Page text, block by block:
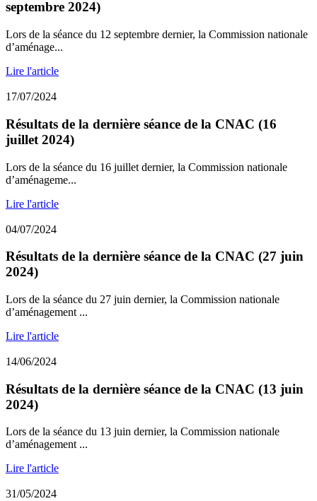
septembre 2024)
Lors de la séance du 12 septembre dernier, la Commission nationale
d’aménage...
Lire l'article
17/07/2024
Résultats de la dernière séance de la CNAC (16
juillet 2024)
Lors de la séance du 16 juillet dernier, la Commission nationale
d’aménageme...
Lire l'article
04/07/2024
Résultats de la dernière séance de la CNAC (27 juin
2024)
Lors de la séance du 27 juin dernier, la Commission nationale
d’aménagement ...
Lire l'article
14/06/2024
Résultats de la dernière séance de la CNAC (13 juin
2024)
Lors de la séance du 13 juin dernier, la Commission nationale
d’aménagement ...
Lire l'article
31/05/2024